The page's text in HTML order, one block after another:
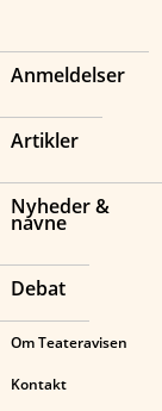
Anmeldelser
Artikler
Nyheder &
navne
Debat
Om Teateravisen
Kontakt